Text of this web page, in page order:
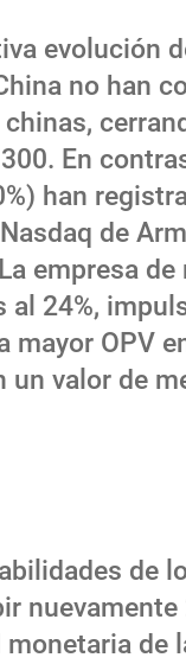
evolución
no han
En
han
de
empresa
24%,
OPV
valor de
de
de